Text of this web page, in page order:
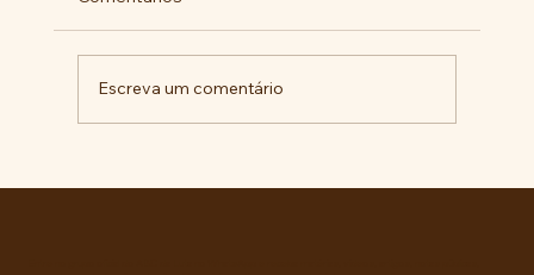
Escreva um comentário